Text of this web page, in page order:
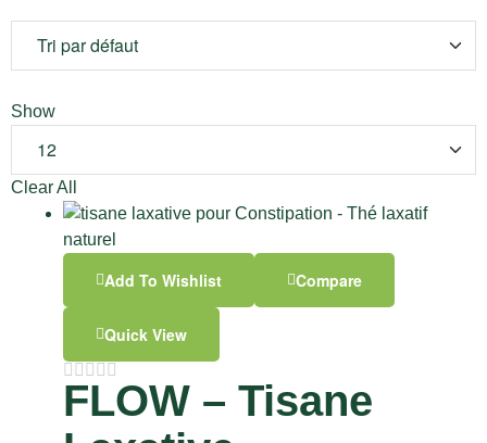
Show
Clear All
Add To Wishlist Compare
Quick View
FLOW – Tisane